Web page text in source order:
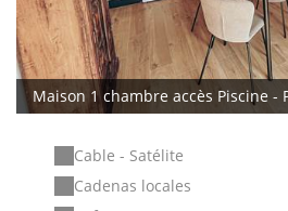
Maison 1 chambre accès Piscine -
Cable - Satélite
Cadenas locales